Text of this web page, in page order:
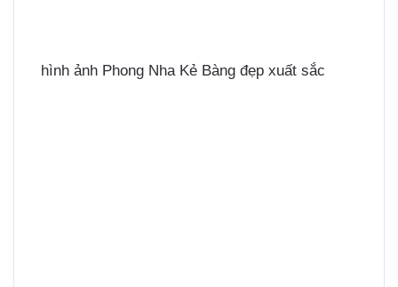
hình ảnh Phong Nha Kẻ Bàng đẹp xuất sắc